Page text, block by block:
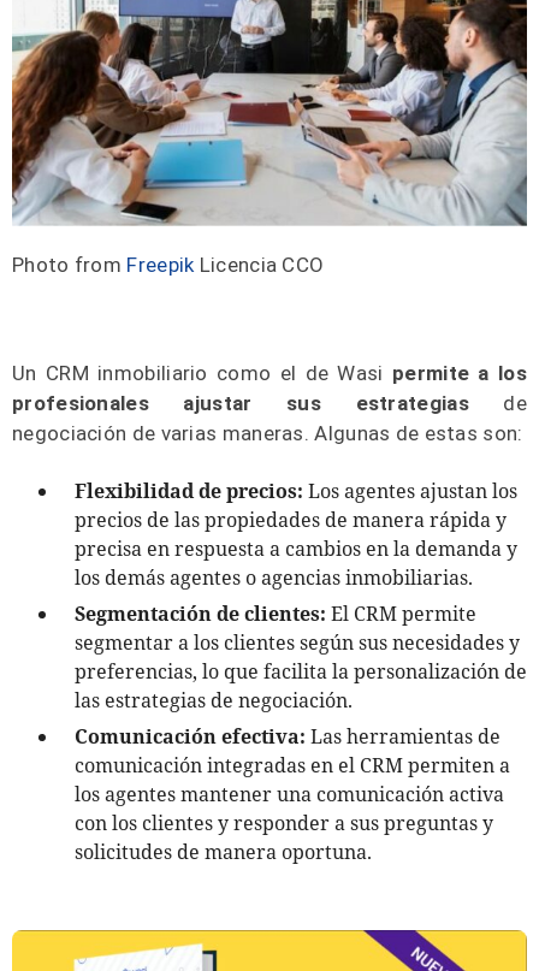
Photo from Freepik Licencia CCO
Un CRM inmobiliario como el de Wasi permite a los
profesionales ajustar sus estrategiasde
negociación de varias maneras. Algunas de estas son:
Flexibilidad de precios: Los agentes ajustan los
precios de las propiedades de manera rápida y
precisa en respuesta a cambios en la demanda y
los demás agentes o agencias inmobiliarias.
Segmentación de clientes: El CRM permite
segmentar a los clientes según sus necesidades y
preferencias, lo que facilita la personalización de
las estrategias de negociación.
Comunicación efectiva: Las herramientas de
comunicación integradas en el CRM permiten a
los agentes mantener una comunicación activa
con los clientes y responder a sus preguntas y
solicitudes de manera oportuna.